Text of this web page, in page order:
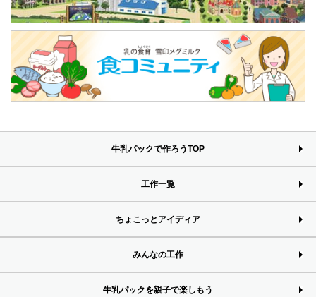
牛乳パックで作ろうTOP
工作一覧
ちょこっとアイディア
みんなの工作
牛乳パックを親子で楽しもう